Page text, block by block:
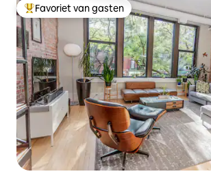
Topfavoriet van gasten
Favoriet van gasten